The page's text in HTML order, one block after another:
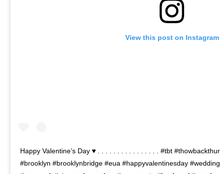
View this post on Instagram
Happy Valentine’s Day ♥️ . . . . . . . . . . . . . . . . #tbt
#brooklyn #brooklynbridge #eua #happyvalentinesday